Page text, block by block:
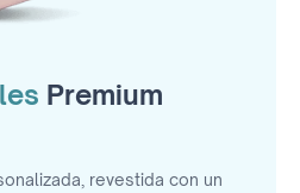
Premium
revestida con un